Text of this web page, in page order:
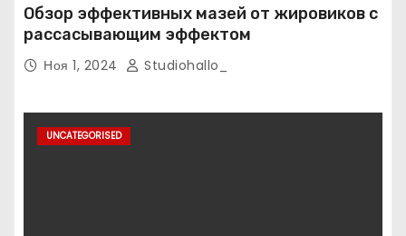
Обзор эффективных мазей от жировиков с
рассасывающим эффектом
Ноя 1, 2024 Studiohallo_
UNCATEGORISED